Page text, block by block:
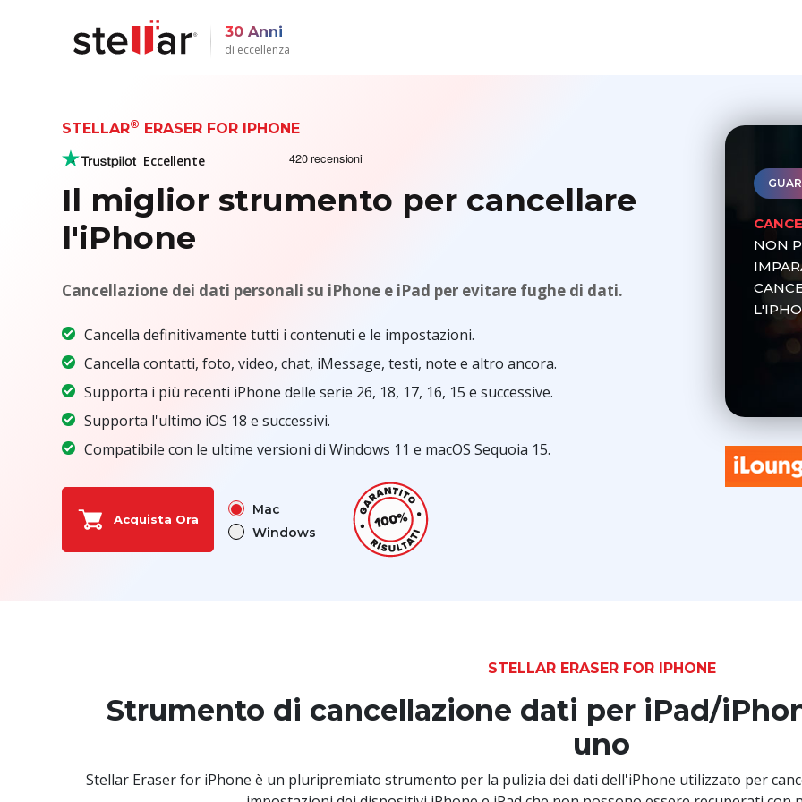
30 Anni
di eccellenza
STELLAR® ERASER FOR IPHONE
Eccellente
Il miglior strumento per cancellare
l'iPhone
Cancellazione dei dati personali su iPhone e iPad per evitare fughe di dati.
Cancella definitivamente tutti i contenuti e le impostazioni.
Cancella contatti, foto, video, chat, iMessage, testi, note e altro ancora.
Supporta i più recenti iPhone delle serie 26, 18, 17, 16, 15 e successive.
Supporta l'ultimo iOS 18 e successivi.
Compatibile con le ultime versioni di Windows 11 e macOS Sequoia 15.
Acquista Ora
Mac
Windows
NON
STELLAR ERASER FOR IPHONE
Strumento di cancellazione dati per iPad/
uno
Stellar Eraser for iPhone è un pluripremiato strumento per la pulizia dei dati dell'iPhone utilizzato per